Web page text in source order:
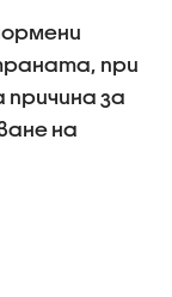
при
причина за
на